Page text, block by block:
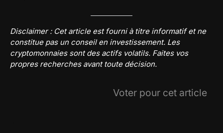
Disclaimer : Cet article est fourni à titre informatif et ne
constitue pas un conseil en investissement. Les
cryptomonnaies sont des actifs volatils. Faites vos
propres recherches avant toute décision.
Voter pour cet article